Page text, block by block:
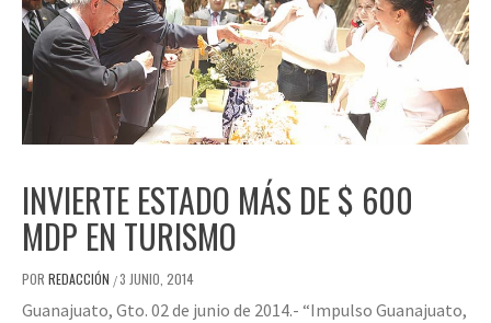
INVIERTE ESTADO MÁS DE $ 600
MDP EN TURISMO
POR REDACCIÓN /3 JUNIO, 2014
Guanajuato, Gto. 02 de junio de 2014.- “Impulso Guanajuato,